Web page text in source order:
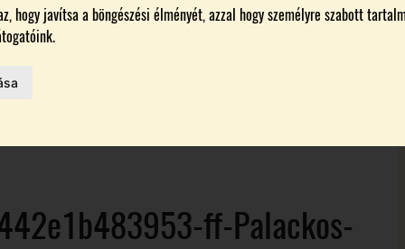
hogy javítsa a böngészési élményét, azzal hogy személyre szabott
BORÁSZATOK MAGYARORSZÁG LEGSZEBB SZŐLŐBIRTOKA 2026
ff-Palackos-